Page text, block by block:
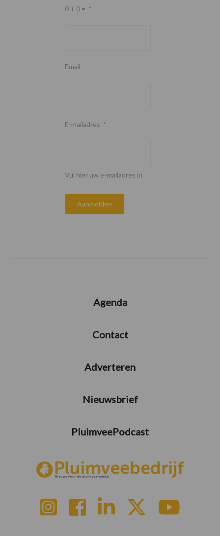
0 + 0 = *
Email
E-mailadres *
Vul hier uw e-mailadres in
Agenda
Contact
Adverteren
Nieuwsbrief
PluimveePodcast